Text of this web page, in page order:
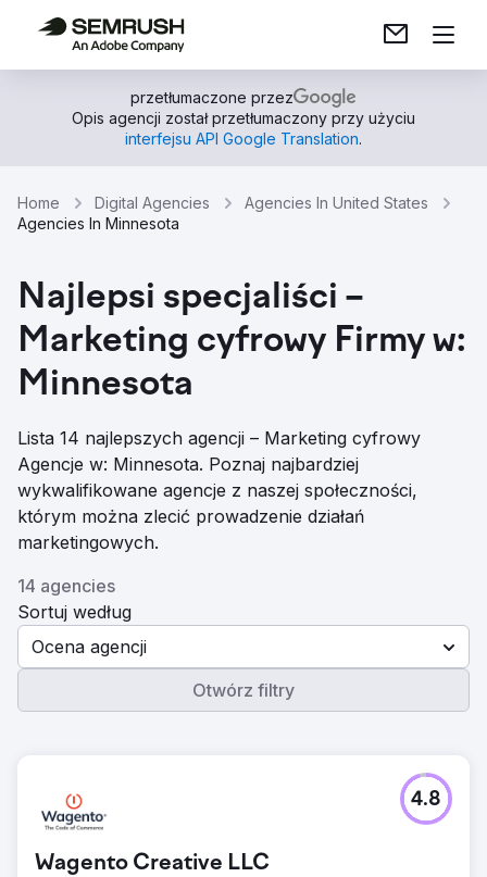
przetłumaczone przez
Opis agencji został przetłumaczony przy użyciu
interfejsu API Google Translation.
Home Digital Agencies
Agencies In United States
Agencies In Minnesota
Najlepsi specjaliści –
Marketing cyfrowy Firmy w:
Minnesota
Lista 14 najlepszych agencji – Marketing cyfrowy
Agencje w: Minnesota. Poznaj najbardziej
wykwalifikowane agencje z naszej społeczności,
którym można zlecić prowadzenie działań
marketingowych.
14 agencies
Sortuj według
Ocena agencji
Otwórz filtry
Wagento Creative LLC
4.8